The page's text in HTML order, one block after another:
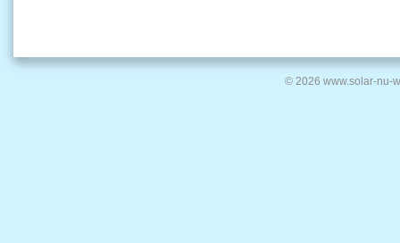
© 2026 www.solar-nu-